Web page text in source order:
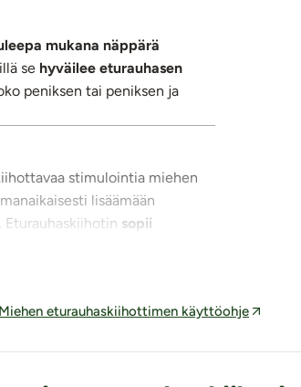
mukana näppärä
se hyväilee eturauhasen
peniksen tai peniksen ja
stimulointia miehen
lisäämään
Eturauhaskiihotin sopii
Kaukosäätimen avulla
Miehen eturauhaskiihottimen käyttöohje